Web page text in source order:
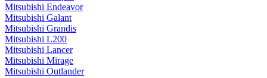
Mitsubishi Endeavor
Mitsubishi Galant
Mitsubishi Grandis
Mitsubishi L200
Mitsubishi Lancer
Mitsubishi Mirage
Mitsubishi Outlander